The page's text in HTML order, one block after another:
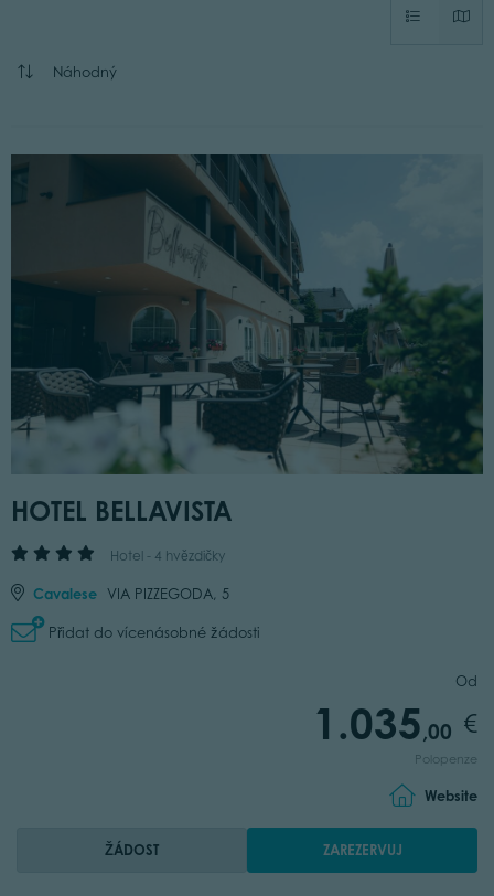
Náhodný
Od
1.035,00
Polopenze
HOTEL BELLAVISTA
Hotel - 4 hvězdičky
Cavalese VIA PIZZEGODA, 5
Přidat do vícenásobné žádosti
Website
ŽÁDOST ZAREZERVUJ